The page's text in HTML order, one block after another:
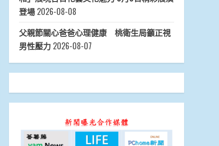
登場 2026-08-08
父親節關心爸爸心理健康 桃衛生局籲正視
男性壓力 2026-08-07